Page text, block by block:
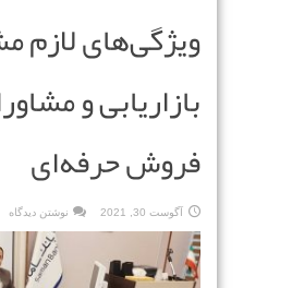
ویژگی‌های لازم
بازاریابی و
فروش حرفه‌ای
آگوست 30, 2021 نوشتن دیدگاه